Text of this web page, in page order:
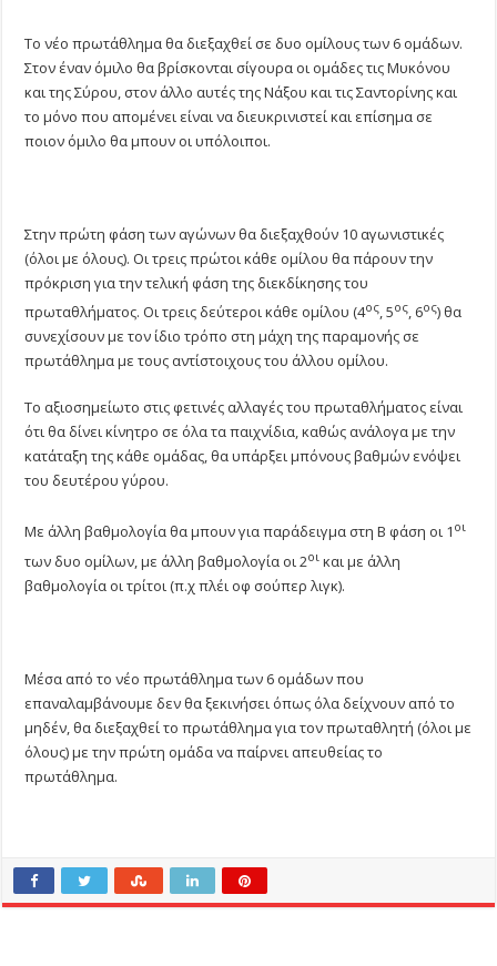
Το νέο πρωτάθλημα θα διεξαχθεί σε δυο ομίλους των 6 ομάδων.
Στον έναν όμιλο θα βρίσκονται σίγουρα οι ομάδες τις Μυκόνου
και της Σύρου, στον άλλο αυτές της Νάξου και τις Σαντορίνης και
το μόνο που απομένει είναι να διευκρινιστεί και επίσημα σε
ποιον όμιλο θα μπουν οι υπόλοιποι.
Στην πρώτη φάση των αγώνων θα διεξαχθούν 10 αγωνιστικές
(όλοι με όλους). Οι τρεις πρώτοι κάθε ομίλου θα πάρουν την
πρόκριση για την τελική φάση της διεκδίκησης του
πρωταθλήματος. Οι τρεις δεύτεροι κάθε ομίλου (4ος, 5ος, 6ος) θα
συνεχίσουν με τον ίδιο τρόπο στη μάχη της παραμονής σε
πρωτάθλημα με τους αντίστοιχους του άλλου ομίλου.
Το αξιοσημείωτο στις φετινές αλλαγές του πρωταθλήματος είναι
ότι θα δίνει κίνητρο σε όλα τα παιχνίδια, καθώς ανάλογα με την
κατάταξη της κάθε ομάδας, θα υπάρξει μπόνους βαθμών ενόψει
του δευτέρου γύρου.
Με άλλη βαθμολογία θα μπουν για παράδειγμα στη Β φάση οι 1 οι
των δυο ομίλων, με άλλη βαθμολογία οι 2οι και με άλλη
βαθμολογία οι τρίτοι (π.χ πλέι οφ σούπερ λιγκ).
Μέσα από το νέο πρωτάθλημα των 6 ομάδων που
επαναλαμβάνουμε δεν θα ξεκινήσει όπως όλα δείχνουν από το
μηδέν, θα διεξαχθεί το πρωτάθλημα για τον πρωταθλητή (όλοι με
όλους) με την πρώτη ομάδα να παίρνει απευθείας το
πρωτάθλημα.